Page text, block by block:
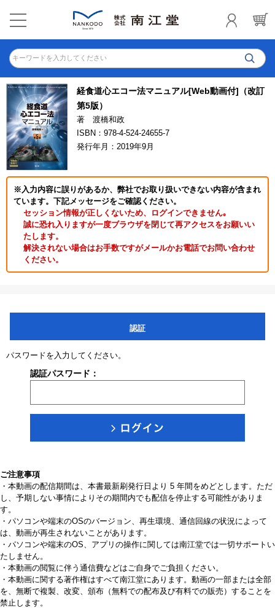
キーワードを入力してください
経食道心エコー法マニュアル[Web動画付]（改訂
第5版）
著 渡橋和政
ISBN：978-4-524-24655-7
発行年月：2019年9月
※入力内容に誤りがあるか、弊社でお取り扱いできない内容が含まれ
ています。下記メッセージをご確認ください。
セッション情報が正しくないため、ログインできません｡
誠に恐れ入りますが一度ブラウザを閉じて再アクセスをお願いい
たします。
解決されない場合はお手数ですがメールかお電話でお問い合わせ
ください。
認証
パスワードを入力してください。
認証パスワード：
ご注意事項
・本動画の配信期間は、本書最新刷発行日より 5 年間をめどとします。ただ
し、予期しない事情によりその期間内でも配信を停止する可能性がありま
す。
・パソコンや端末のOSのバージョン、再生環境、通信回線の状況によって
は、動画が再生されないことがあります。
・パソコンや端末のOS、アプリの操作に関しては南江堂では一切サポートい
たしません。
・本動画の閲覧に伴う通信費などはご自身でご負担ください。
・本動画に関する著作権はすべて南江堂にあります。動画の一部または全部
を、無断で複製、改変、頒布（無料での配布及び有料での販売）することを
禁止します。